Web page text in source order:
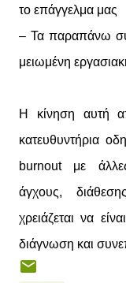
το επάγγελμα μας
– Τα παραπάνω
μειωμένη
Η κίνηση αυτή
κατευθυντήρια
burnout με
άγχους,
χρειάζεται να
διάγνωση και